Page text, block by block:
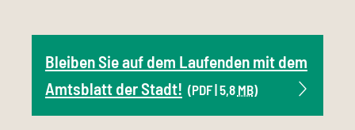
Bleiben Sie auf dem Laufenden mit dem
Amtsblatt der Stadt! (PDF | 5,8 MB)